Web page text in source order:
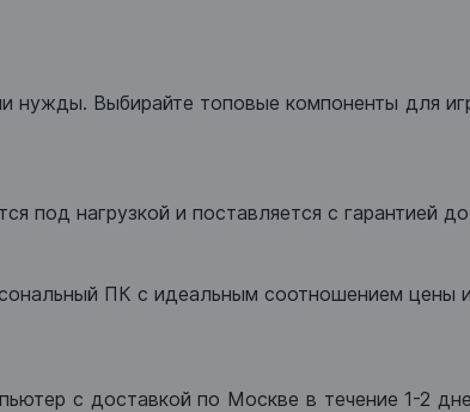
нужды. Выбирайте топовые компоненты для
под нагрузкой и поставляется с гарантией
ПК с идеальным соотношением цены
с доставкой по Москве в течение 1-2